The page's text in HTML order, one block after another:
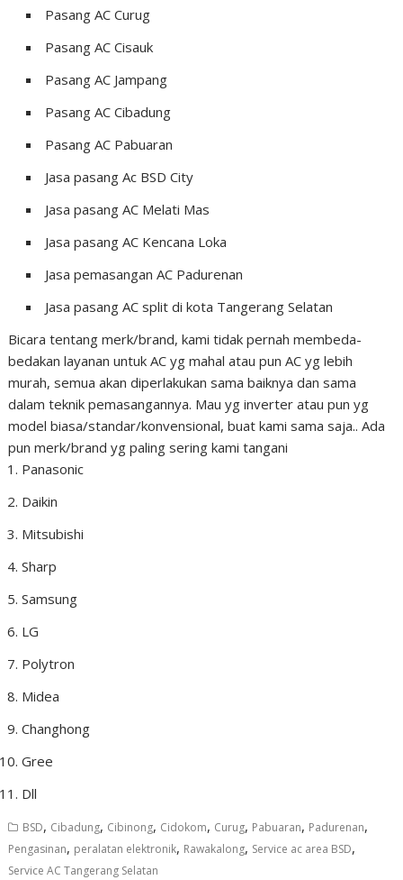
Pasang AC Curug
Pasang AC Cisauk
Pasang AC Jampang
Pasang AC Cibadung
Pasang AC Pabuaran
Jasa pasang Ac BSD City
Jasa pasang AC Melati Mas
Jasa pasang AC Kencana Loka
Jasa pemasangan AC Padurenan
Jasa pasang AC split di kota Tangerang Selatan
Bicara tentang merk/brand, kami tidak pernah membeda-
bedakan layanan untuk AC yg mahal atau pun AC yg lebih
murah, semua akan diperlakukan sama baiknya dan sama
dalam teknik pemasangannya. Mau yg inverter atau pun yg
model biasa/standar/konvensional, buat kami sama saja.. Ada
pun merk/brand yg paling sering kami tangani
Panasonic
Daikin
Mitsubishi
Sharp
Samsung
LG
Polytron
Midea
Changhong
Gree
Dll
BSD, Cibadung, Cibinong, Cidokom, Curug, Pabuaran, Padurenan,
Pengasinan, peralatan elektronik, Rawakalong, Service ac area BSD,
Service AC Tangerang Selatan